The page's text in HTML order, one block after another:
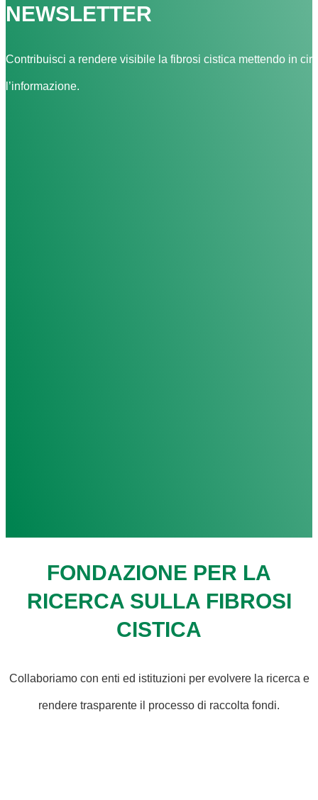
NEWSLETTER
Contribuisci a rendere visibile la fibrosi cistica mettendo in
l’informazione.
FONDAZIONE PER LA
RICERCA SULLA FIBROSI
CISTICA
Collaboriamo con enti ed istituzioni per evolvere la ricerca e
rendere trasparente il processo di raccolta fondi.